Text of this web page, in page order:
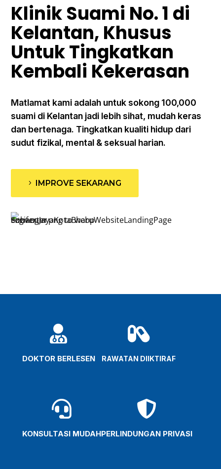
Klinik Suami No. 1 di
Kelantan, Khusus
Untuk Tingkatkan
Kembali Kekerasan
Matlamat kami adalah untuk sokong 100,000
suami di Kelantan jadi lebih sihat, mudah keras
dan bertenaga. Tingkatkan kualiti hidup dari
sudut fizikal, mental & seksual harian.
IMPROVE SEKARANG

DOKTOR BERLESEN

RAWATAN DIIKTIRAF

KONSULTASI MUDAH

PERLINDUNGAN PRIVASI